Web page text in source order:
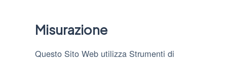
Misurazione
Questo Sito Web utilizza Strumenti di